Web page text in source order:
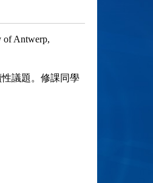
of Antwerp,
議題。修課同學